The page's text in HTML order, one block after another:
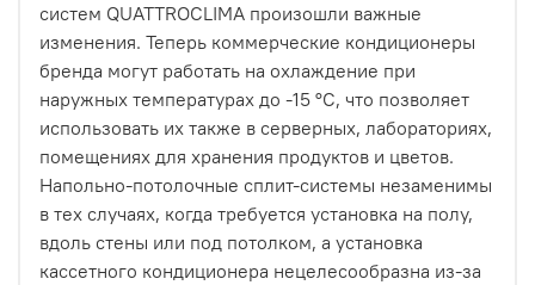
систем QUATTROCLIMA произошли важные
изменения. Теперь коммерческие кондиционеры
бренда могут работать на охлаждение при
наружных температурах до -15 °C, что позволяет
использовать их также в серверных, лабораториях,
помещениях для хранения продуктов и цветов.
Напольно-потолочные сплит-системы незаменимы
в тех случаях, когда требуется установка на полу,
вдоль стены или под потолком, а установка
кассетного кондиционера нецелесообразна из-за